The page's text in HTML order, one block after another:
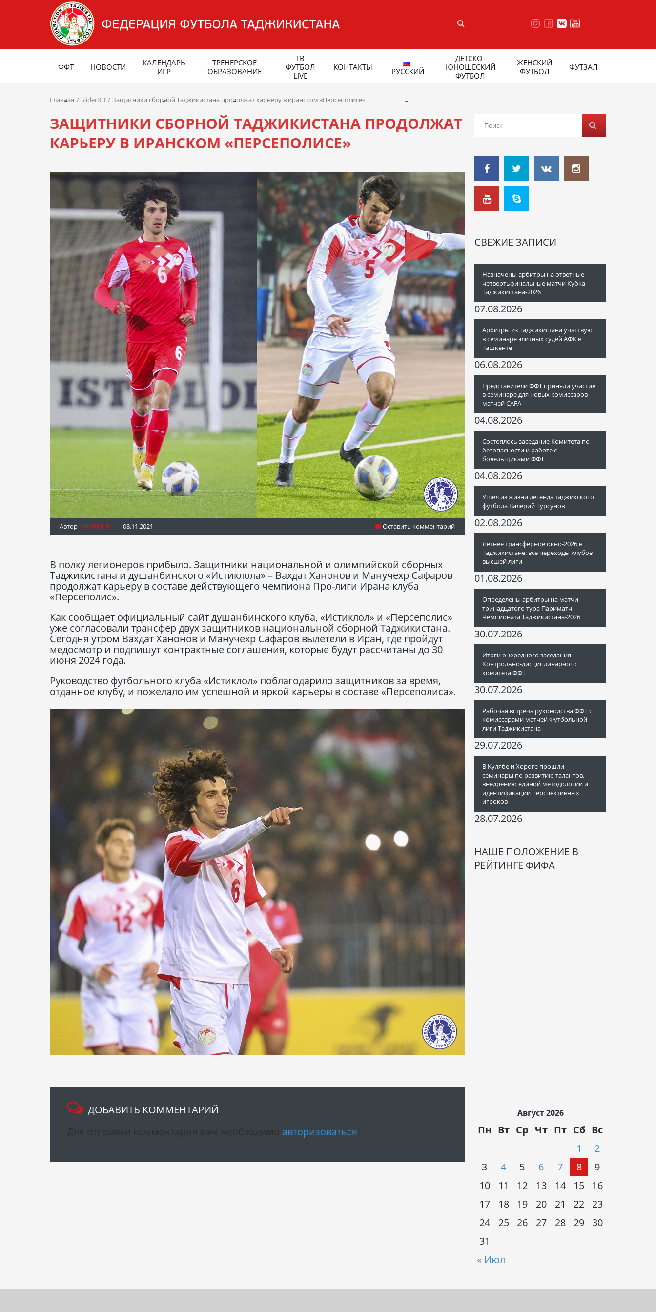
ФФТ НОВОСТИ
КАЛЕНДАРЬ
ИГР
ТРЕНЕРСКОЕ
ОБРАЗОВАНИЕ
ТВ
ФУТБОЛ
LIVE
КОНТАКТЫ РУССКИЙ
ДЕТСКО-
ЮНОШЕСКИЙ
ФУТБОЛ
ЖЕНСКИЙ
ФУТБОЛ
ФУТЗАЛ
Главная SliderRU Защитники сборной Таджикистана продолжат карьеру в иранском «Персеполисе»
ЗАЩИТНИКИ СБОРНОЙ ТАДЖИКИСТАНА ПРОДОЛЖАТ
КАРЬЕРУ В ИРАНСКОМ «ПЕРСЕПОЛИСЕ»
Автор Info@fft.tj | 08.11.2021 Оставить комментарий
В полку легионеров прибыло. Защитники национальной и олимпийской сборных
Таджикистана и душанбинского «Истиклола» – Вахдат Ханонов и Манучехр Сафаров
продолжат карьеру в составе действующего чемпиона Про-лиги Ирана клуба
«Персеполис».
Как сообщает официальный сайт душанбинского клуба, «Истиклол» и «Персеполис»
уже согласовали трансфер двух защитников национальной сборной Таджикистана.
Сегодня утром Вахдат Ханонов и Манучехр Сафаров вылетели в Иран, где пройдут
медосмотр и подпишут контрактные соглашения, которые будут рассчитаны до 30
июня 2024 года.
Руководство футбольного клуба «Истиклол» поблагодарило защитников за время,
отданное клубу, и пожелало им успешной и яркой карьеры в составе «Персеполиса».
ДОБАВИТЬ КОММЕНТАРИЙ
авторизоваться
СВЕЖИЕ ЗАПИСИ
Назначены арбитры на ответные
четвертьфинальные матчи Кубка
Таджикистана-2026
07.08.2026
Арбитры из Таджикистана участвуют
в семинаре элитных судей АФК в
Ташкенте
06.08.2026
Представители ФФТ приняли участие
в семинаре для новых комиссаров
матчей CAFA
04.08.2026
Состоялось заседание Комитета по
безопасности и работе с
болельщиками ФФТ
04.08.2026
Ушел из жизни легенда таджикского
футбола Валерий Турсунов
02.08.2026
Летнее трансферное окно-2026 в
Таджикистане: все переходы клубов
высшей лиги
01.08.2026
Определены арбитры на матчи
тринадцатого тура Париматч-
Чемпионата Таджикистана-2026
30.07.2026
Итоги очередного заседания
Контрольно-дисциплинарного
комитета ФФТ
30.07.2026
Рабочая встреча руководства ФФТ с
комиссарами матчей Футбольной
лиги Таджикистана
29.07.2026
В Кулябе и Хороге прошли
семинары по развитию талантов,
внедрению единой методологии и
идентификации перспективных
игроков
28.07.2026
НАШЕ ПОЛОЖЕНИЕ В
РЕЙТИНГЕ ФИФА
Август 2026
Пн Вт Ср Чт Пт Сб Вс
« Июл
1
2
3
4 5 6 7 8
9
10
11 12 13 14 15
16
17
18 19 20 21 22
23
24
25 26 27 28 29
30
31